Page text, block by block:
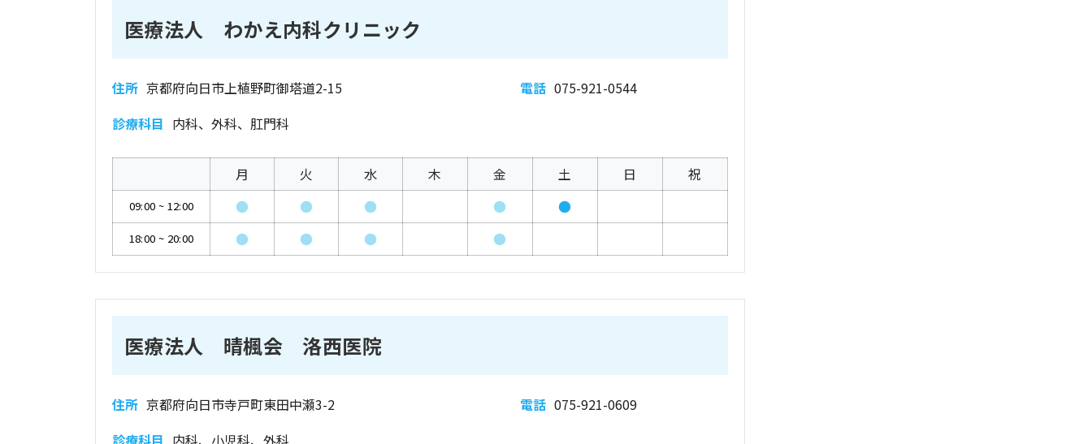
医療法人 わかえ内科クリニック
住所 京都府向日市上植野町御塔道2-15 電話 075-921-0544
診療科目 内科、外科、肛門科
月 火 水 木 金 土 日 祝
09:00 ~ 12:00 ● ● ● ● ●
18:00 ~ 20:00 ● ● ● ●
医療法人 晴楓会 洛西医院
住所 京都府向日市寺戸町東田中瀬3-2 電話 075-921-0609
診療科目 内科、小児科、外科